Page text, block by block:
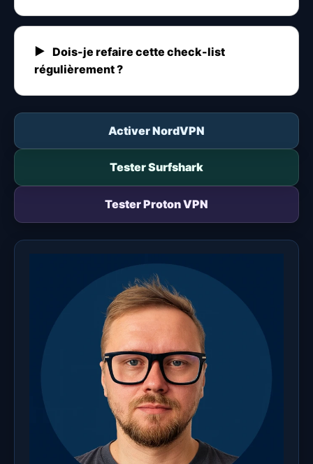
Dois-je refaire cette check-list
régulièrement ?
Activer NordVPN
Tester Surfshark
Tester Proton VPN